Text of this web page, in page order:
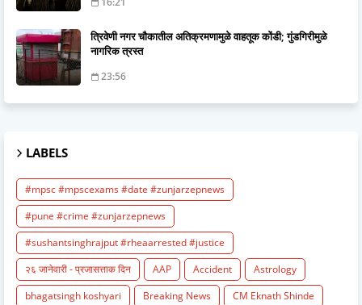
त्रिवेणी नगर चौकातील अतिक्रमणामुळे वाहतूक कोंडी; गुंडगिरीमुळे
नागरिक त्रस्त
23:56
LABELS
#mpsc #mpscexams #date #zunjarzepnews
#pune #crime #zunjarzepnews
#sushantsinghrajput #rheaarrested #justice
२६ जानेवारी - प्रजासत्ताक दिन
AAP Accident
Astrology
bhagatsingh koshyari
Breaking News
CM Eknath Shinde